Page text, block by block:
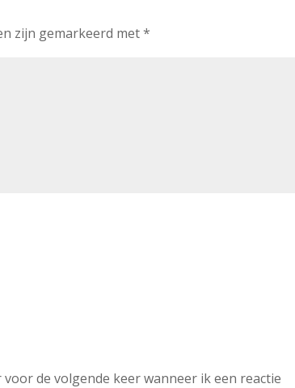
zijn gemarkeerd met*
de volgende keer wanneer ik een reactie